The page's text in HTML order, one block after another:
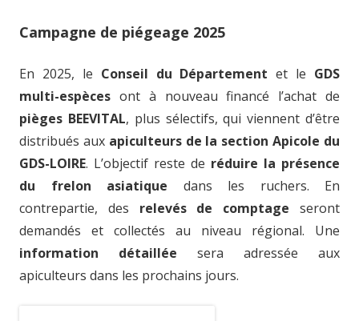
Campagne de piégeage 2025
En 2025, le Conseil du Département et le GDS
multi-espèces ont à nouveau financé l’achat de
pièges BEEVITAL, plus sélectifs, qui viennent d’être
distribués aux apiculteurs de la section Apicole du
GDS-LOIRE. L’objectif reste de réduire la présence
du frelon asiatique dans les ruchers. En
contrepartie, des relevés de comptage seront
demandés et collectés au niveau régional. Une
information détaillée sera adressée aux
apiculteurs dans les prochains jours.